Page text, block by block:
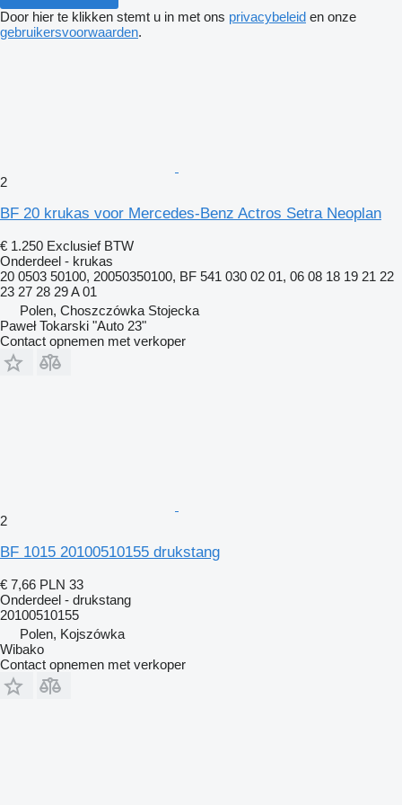
Door hier te klikken stemt u in met ons privacybeleid en onze
gebruikersvoorwaarden.
2
BF 20 krukas voor Mercedes-Benz Actros Setra Neoplan
€ 1.250 Exclusief BTW
Onderdeel - krukas
20 0503 50100, 20050350100, BF 541 030 02 01, 06 08 18 19 21 22
23 27 28 29 A 01
Polen, Choszczówka Stojecka
Paweł Tokarski "Auto 23"
Contact opnemen met verkoper
2
BF 1015 20100510155 drukstang
€ 7,66 PLN 33
Onderdeel - drukstang
20100510155
Polen, Kojszówka
Wibako
Contact opnemen met verkoper